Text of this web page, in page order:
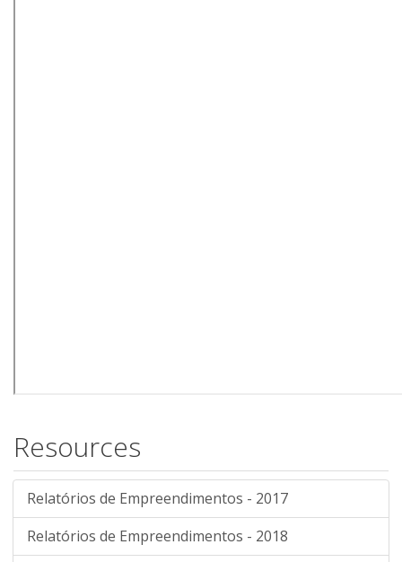
Resources
Relatórios de Empreendimentos - 2017
Relatórios de Empreendimentos - 2018